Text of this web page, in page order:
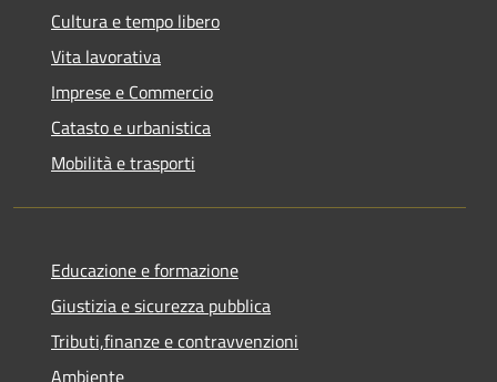
Cultura e tempo libero
Vita lavorativa
Imprese e Commercio
Catasto e urbanistica
Mobilità e trasporti
Educazione e formazione
Giustizia e sicurezza pubblica
Tributi,finanze e contravvenzioni
Ambiente